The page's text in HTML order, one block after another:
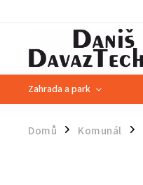
Zahrada a park
Domů / Komunál /